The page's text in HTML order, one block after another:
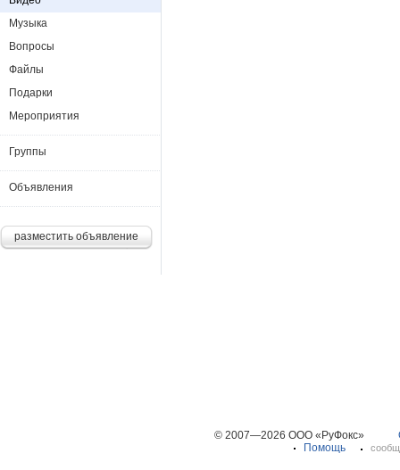
Музыка
Вопросы
Файлы
Подарки
Мероприятия
Группы
Объявления
разместить объявление
© 2007—2026 ООО «РуФокс»
Помощь